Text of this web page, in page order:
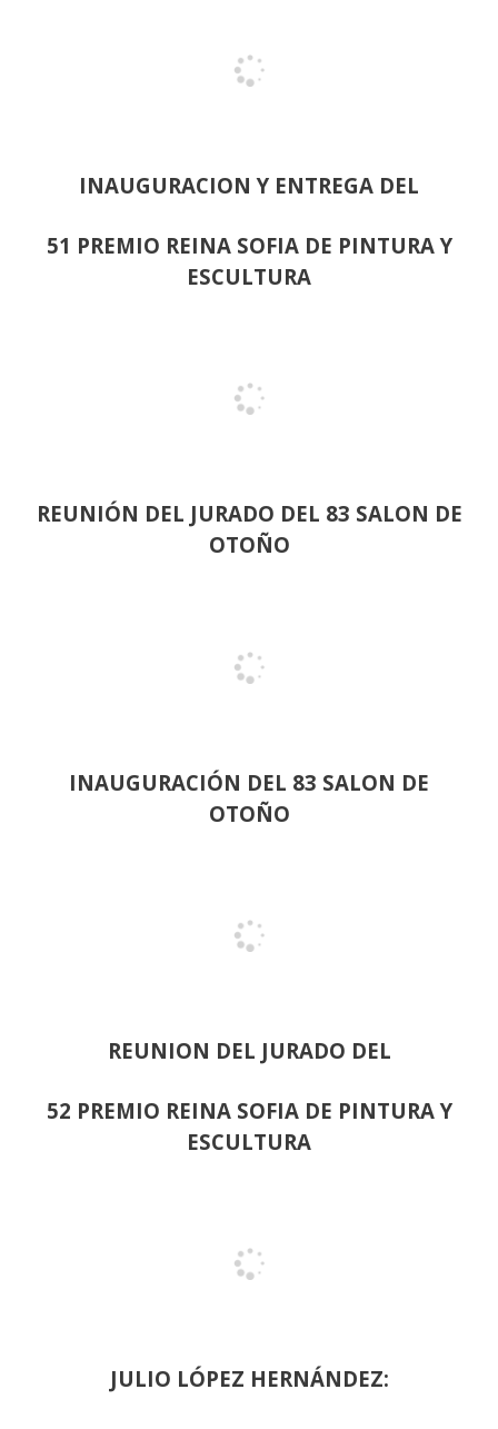
INAUGURACION Y ENTREGA DEL
51 PREMIO REINA SOFIA DE PINTURA Y
ESCULTURA
REUNIÓN DEL JURADO DEL 83 SALON DE
OTOÑO
INAUGURACIÓN DEL 83 SALON DE
OTOÑO
REUNION DEL JURADO DEL
52 PREMIO REINA SOFIA DE PINTURA Y
ESCULTURA
JULIO LÓPEZ HERNÁNDEZ: